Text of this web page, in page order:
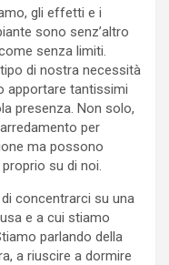
gli effetti e i
sono senz’altro
senza limiti.
di nostra necessità
apportare tantissimi
presenza. Non solo,
per
ma possono
proprio su di noi.
concentrarci su una
e a cui stiamo
parlando della
a riuscire a dormire